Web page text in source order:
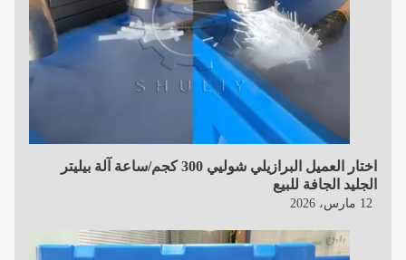
اختار العميل البرازيلي شوليي 300 كجم/ساعة آلة بيليتر
الجليد الجافة للبيع
12 مارس، 2026